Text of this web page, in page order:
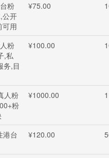
粉
公开
可用
¥75.00
粉
,私
务,目
¥100.00
人粉
粉
¥1000.00 1
港台
¥120.00